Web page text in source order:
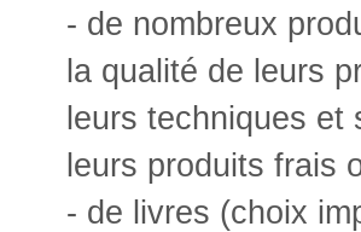
- de nombreux
la qualité de leurs
leurs techniques et
leurs produits frais
- de livres (choix